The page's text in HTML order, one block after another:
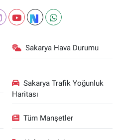
Sakarya Hava Durumu
Sakarya Trafik Yoğunluk
Haritası
Tüm Manşetler